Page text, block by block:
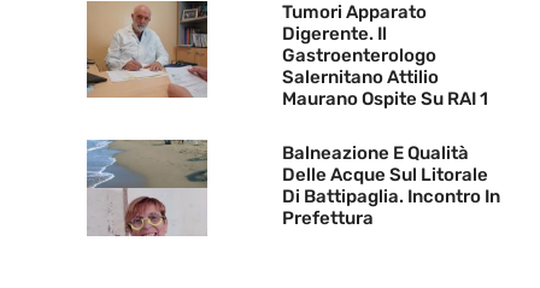
Tumori Apparato
Digerente. Il
Gastroenterologo
Salernitano Attilio
Maurano Ospite Su RAI 1
Balneazione E Qualità
Delle Acque Sul Litorale
Di Battipaglia. Incontro In
Prefettura